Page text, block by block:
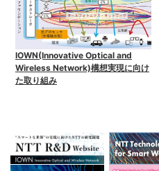
IOWN(Innovative Optical and
Wireless Network)構想実現に向け
た取り組み